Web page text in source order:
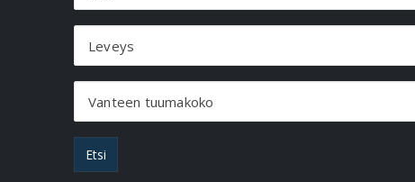
Leveys
Vanteen tuumakoko
Etsi